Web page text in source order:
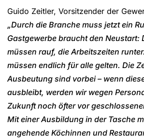
Guido Zeitler, Vorsitzender der
„Durch die Branche muss jetzt ein
Gastgewerbe braucht den Neustart:
müssen rauf, die Arbeitszeiten
müssen endlich für alle gelten. Die
Ausbeutung sind vorbei – wenn
ausbleibt, werden wir wegen
Zukunft noch öfter vor
Mit einer Ausbildung in der Tasche
angehende Köchinnen und